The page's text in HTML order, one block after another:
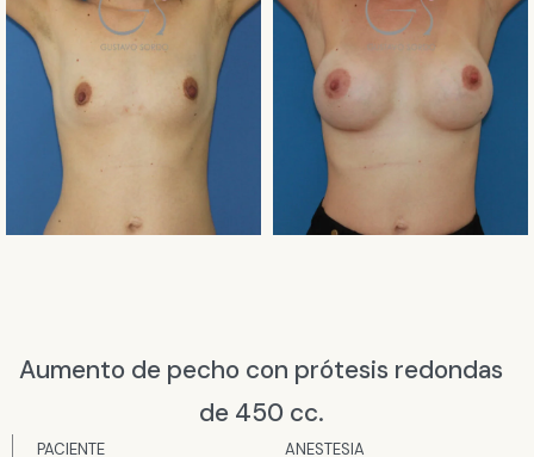
Aumento de pecho con prótesis redondas
de 450 cc.
PACIENTE ANESTESIA​